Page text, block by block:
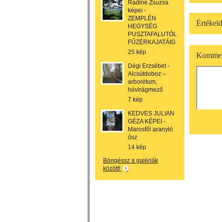
Rádiné Zsuzsa
képei -
ZEMPLÉN
HEGYSÉG
PUSZTAFALUTÓL
FŰZÉRKAJATÁIG
25 kép
Dégi Erzsébet -
Alcsútdoboz –
arborétum,
hóvirágmező
7 kép
KEDVES JULIAN
GÉZA KÉPEI -
Marosfői aranyló
ősz
14 kép
Böngéssz a galériák
között!